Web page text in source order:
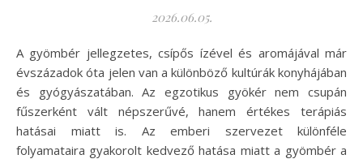
2026.06.05.
A gyömbér jellegzetes, csípős ízével és aromájával már
évszázadok óta jelen van a különböző kultúrák konyhájában
és gyógyászatában. Az egzotikus gyökér nem csupán
fűszerként vált népszerűvé, hanem értékes terápiás
hatásai miatt is. Az emberi szervezet különféle
folyamataira gyakorolt kedvező hatása miatt a gyömbér a